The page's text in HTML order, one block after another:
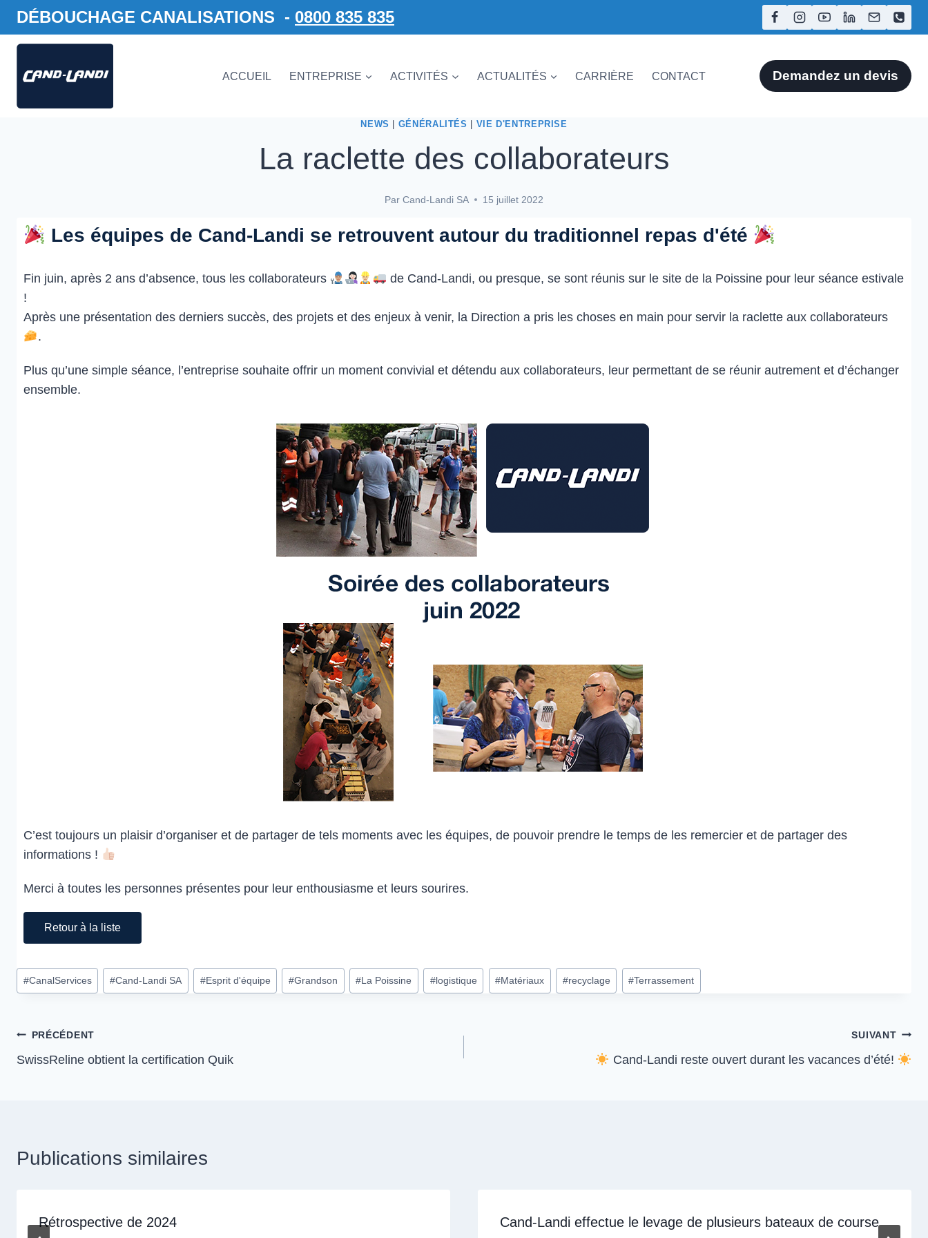
DÉBOUCHAGE CANALISATIONS - 0800 835 835
ACCUEIL ENTREPRISE ACTIVITÉS ACTUALITÉS CARRIÈRE CONTACT Demandez un devis
NEWS GÉNÉRALITÉS VIE D'ENTREPRISE
La raclette des collaborateurs
Par Cand-Landi SA 15 juillet 2022
Les équipes de Cand-Landi se retrouvent autour du traditionnel repas d'été
Fin juin, après 2 ans d’absence, tous les collaborateurs
de Cand-Landi, ou presque, se sont réunis sur le site de la Poissine pour leur séance estivale
!
Après une présentation des derniers succès, des projets et des enjeux à venir, la Direction a pris les choses en main pour servir la raclette aux collaborateurs
.
Plus qu’une simple séance, l’entreprise souhaite offrir un moment convivial et détendu aux collaborateurs, leur permettant de se réunir autrement et d’échanger
ensemble.
C’est toujours un plaisir d’organiser et de partager de tels moments avec les équipes, de pouvoir prendre le temps de les remercier et de partager des
informations !
Merci à toutes les personnes présentes pour leur enthousiasme et leurs sourires.
Retour à la liste
#CanalServices #Cand-Landi SA #Esprit d'équipe #Grandson #La Poissine #logistique #Matériaux #recyclage #Terrassement
PRÉCÉDENT
SwissReline obtient la certification Quik
SUIVANT
Cand-Landi reste ouvert durant les vacances d’été!
Publications similaires
Rétrospective de 2024 Cand-Landi effectue le levage de plusieurs bateaux de course